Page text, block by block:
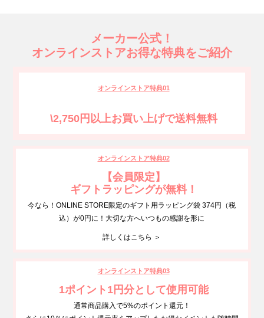
メーカー公式！
オンラインストアお得な特典をご紹介
オンラインストア特典01
\2,750円以上お買い上げで送料無料
オンラインストア特典02
【会員限定】
ギフトラッピングが無料！
今なら！ONLINE STORE限定のギフト用ラッピング袋 374円（税
込）が0円に！大切な方へいつもの感謝を形に
詳しくはこちら ＞
オンラインストア特典03
1ポイント1円分として使用可能
通常商品購入で5%のポイント還元！